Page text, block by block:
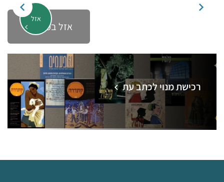
אזל
אזל במלאי
רכישת מנוי לכתב עת